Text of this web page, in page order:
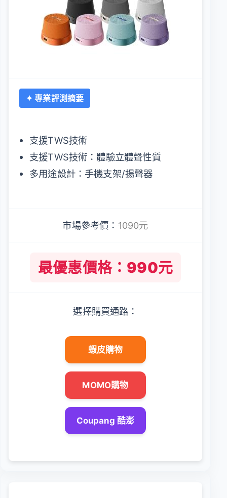
✦ 專業評測摘要
支援TWS技術
支援TWS技術：體驗立體聲性質
多用途設計：手機支架/揚聲器
市場參考價：1090元
最優惠價格：990元
選擇購買通路：
蝦皮購物
MOMO購物
Coupang 酷澎